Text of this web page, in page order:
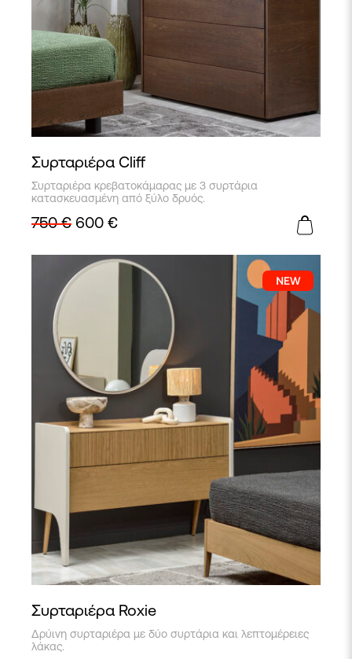
Συρταριέρα Cliff
Συρταριέρα κρεβατοκάμαρας με 3 συρτάρια
κατασκευασμένη από ξύλο δρυός.
750€ 600 €
Συρταριέρα Roxie
Δρύινη συρταριέρα με δύο συρτάρια και λεπτομέρειες
λάκας.